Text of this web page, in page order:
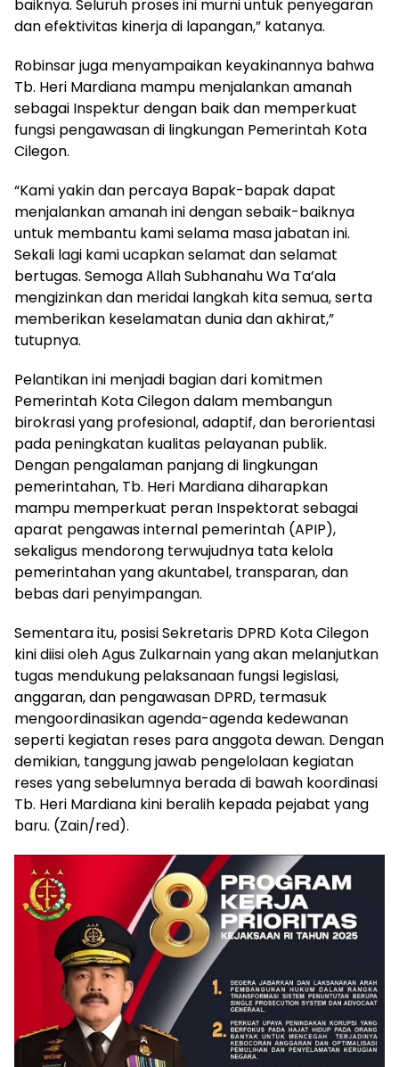
baiknya. Seluruh proses ini murni untuk penyegaran
dan efektivitas kinerja di lapangan,” katanya.
Robinsar juga menyampaikan keyakinannya bahwa
Tb. Heri Mardiana mampu menjalankan amanah
sebagai Inspektur dengan baik dan memperkuat
fungsi pengawasan di lingkungan Pemerintah Kota
Cilegon.
“Kami yakin dan percaya Bapak-bapak dapat
menjalankan amanah ini dengan sebaik-baiknya
untuk membantu kami selama masa jabatan ini.
Sekali lagi kami ucapkan selamat dan selamat
bertugas. Semoga Allah Subhanahu Wa Ta’ala
mengizinkan dan meridai langkah kita semua, serta
memberikan keselamatan dunia dan akhirat,”
tutupnya.
Pelantikan ini menjadi bagian dari komitmen
Pemerintah Kota Cilegon dalam membangun
birokrasi yang profesional, adaptif, dan berorientasi
pada peningkatan kualitas pelayanan publik.
Dengan pengalaman panjang di lingkungan
pemerintahan, Tb. Heri Mardiana diharapkan
mampu memperkuat peran Inspektorat sebagai
aparat pengawas internal pemerintah (APIP),
sekaligus mendorong terwujudnya tata kelola
pemerintahan yang akuntabel, transparan, dan
bebas dari penyimpangan.
Sementara itu, posisi Sekretaris DPRD Kota Cilegon
kini diisi oleh Agus Zulkarnain yang akan melanjutkan
tugas mendukung pelaksanaan fungsi legislasi,
anggaran, dan pengawasan DPRD, termasuk
mengoordinasikan agenda-agenda kedewanan
seperti kegiatan reses para anggota dewan. Dengan
demikian, tanggung jawab pengelolaan kegiatan
reses yang sebelumnya berada di bawah koordinasi
Tb. Heri Mardiana kini beralih kepada pejabat yang
baru. (Zain/red).